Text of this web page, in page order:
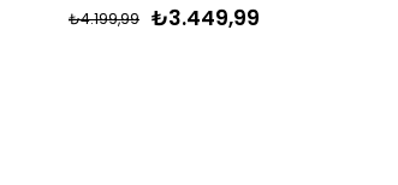
₺3.449,99
₺4.199,99